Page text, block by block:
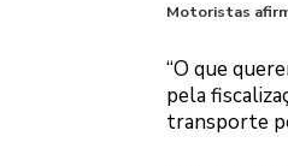
Motoristas
“O que
pela
transporte